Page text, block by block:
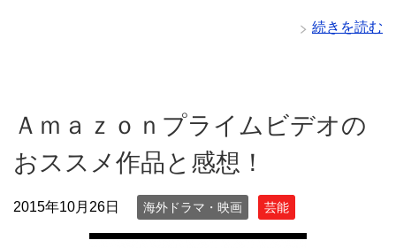
続きを読む
Ａｍａｚｏｎプライムビデオの
おススメ作品と感想！
2015年10月26日 海外ドラマ・映画 芸能